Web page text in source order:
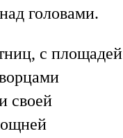
головами.
с площадей
своей